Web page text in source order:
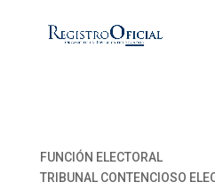
FUNCIÓN ELECTORAL
TRIBUNAL CONTENCIOSO